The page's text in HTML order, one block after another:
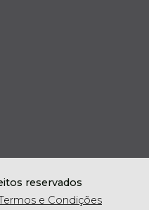
reservados
e Condições